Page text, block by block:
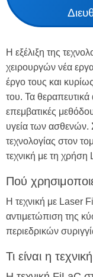
Η εξέλιξη της
χειρουργών νέα
έργο τους και
του. Τα
επεμβατικές
υγεία των ασθενών.
τεχνολογίας στον
τεχνική με τη
Πού
Η τεχνική με Laser
αντιμετώπιση της
περιεδρικών
Τι είναι η